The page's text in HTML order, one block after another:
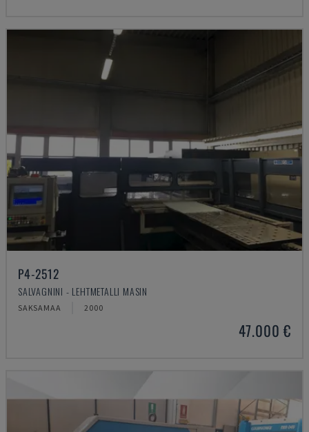
P4-2512
SALVAGNINI - LEHTMETALLI MASIN
SAKSAMAA 2000
47.000 €